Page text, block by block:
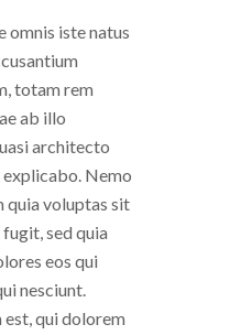
omnis iste natus
totam rem
ab illo
architecto
Nemo
quia voluptas sit
sed quia
eos qui
nesciunt.
qui dolorem